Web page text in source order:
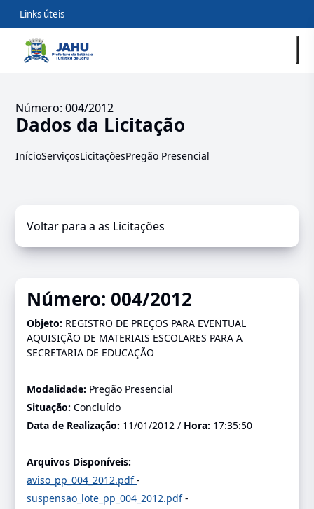
Links úteis
Número: 004/2012
Dados da Licitação
InícioServiçosLicitaçõesPregão Presencial
Voltar para a as Licitações
Número: 004/2012
Objeto: REGISTRO DE PREÇOS PARA EVENTUAL
AQUISIÇÃO DE MATERIAIS ESCOLARES PARA A
SECRETARIA DE EDUCAÇÃO
Modalidade: Pregão Presencial
Situação:Concluído
Data de Realização: 11/01/2012 / Hora: 17:35:50
Arquivos Disponíveis:
aviso_pp_004_2012.pdf-
suspensao_lote_pp_004_2012.pdf-